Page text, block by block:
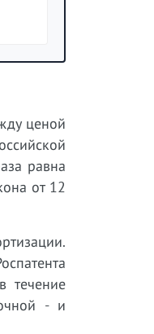
ценой
равна
от 12
течение
- и